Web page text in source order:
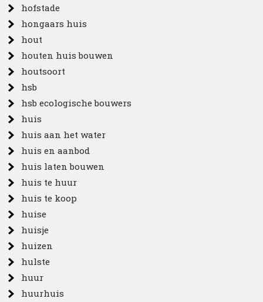
hofstade
hongaars huis
hout
houten huis bouwen
houtsoort
hsb
hsb ecologische bouwers
huis
huis aan het water
huis en aanbod
huis laten bouwen
huis te huur
huis te koop
huise
huisje
huizen
hulste
huur
huurhuis